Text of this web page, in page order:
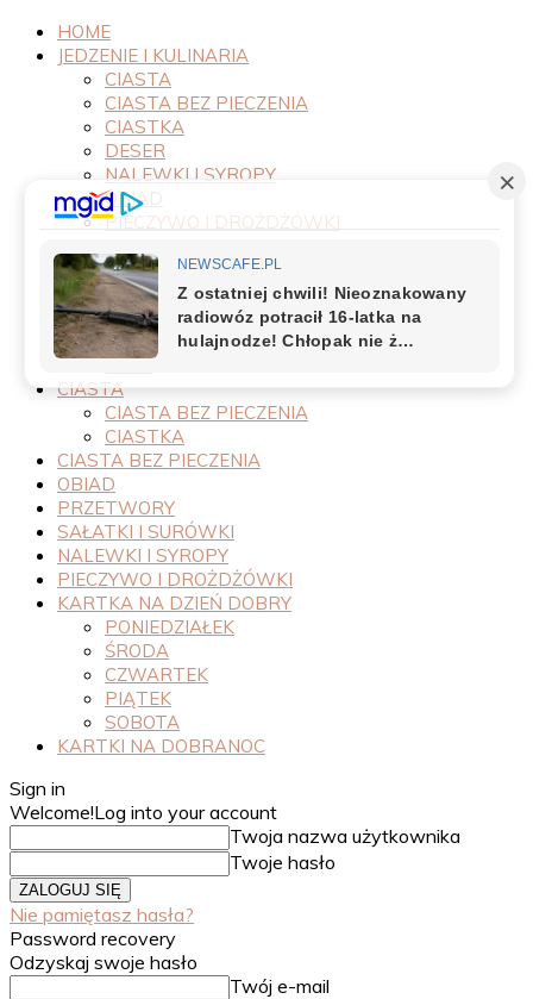
HOME
JEDZENIE I KULINARIA
CIASTA
CIASTA BEZ PIECZENIA
CIASTKA
DESER
NALEWKI I SYROPY
OBIAD
PIECZYWO I DROŻDŻÓWKI
PRZEPISY
PRZETWORY
PRZYSTAWKI
SAŁATKI I SURÓWKI
SOSY
CIASTA
CIASTA BEZ PIECZENIA
CIASTKA
CIASTA BEZ PIECZENIA
OBIAD
PRZETWORY
SAŁATKI I SURÓWKI
NALEWKI I SYROPY
PIECZYWO I DROŻDŻÓWKI
KARTKA NA DZIEŃ DOBRY
PONIEDZIAŁEK
ŚRODA
CZWARTEK
PIĄTEK
SOBOTA
KARTKI NA DOBRANOC
Sign in
Welcome!Log into your account
Twoja nazwa użytkownika
Twoje hasło
Nie pamiętasz hasła?
Password recovery
Odzyskaj swoje hasło
Twój e-mail